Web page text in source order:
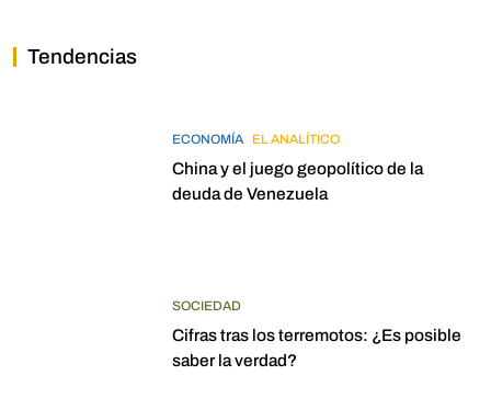
Tendencias
ECONOMÍA EL ANALÍTICO
China y el juego geopolítico de la
deuda de Venezuela
SOCIEDAD
Cifras tras los terremotos: ¿Es posible
saber la verdad?